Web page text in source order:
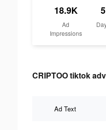
18.9K
Ad
Impressions
5
CRIPTOO tiktok
Ad Text